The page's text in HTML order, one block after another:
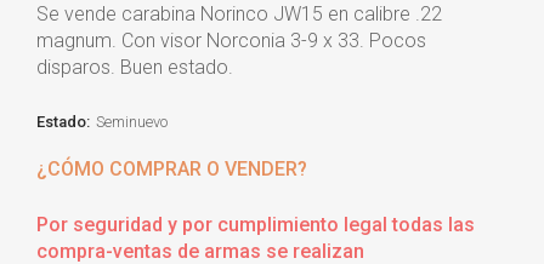
Se vende carabina Norinco JW15 en calibre .22
magnum. Con visor Norconia 3-9 x 33. Pocos
disparos. Buen estado.
Estado: Seminuevo
¿CÓMO COMPRAR O VENDER?
Por seguridad y por cumplimiento legal todas las
compra-ventas de armas se realizan